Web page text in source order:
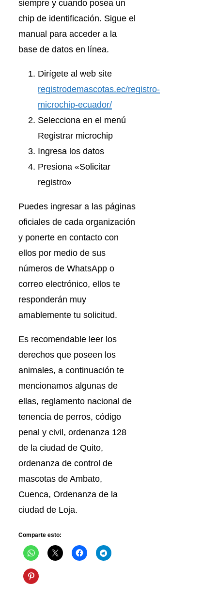
siempre y cuando posea un
chip de identificación. Sigue el
manual para acceder a la
base de datos en línea.
Dirígete al web site
registrodemascotas.ec/registro-
microchip-ecuador/
Selecciona en el menú
Registrar microchip
Ingresa los datos
Presiona «Solicitar
registro»
Puedes ingresar a las páginas
oficiales de cada organización
y ponerte en contacto con
ellos por medio de sus
números de WhatsApp o
correo electrónico, ellos te
responderán muy
amablemente tu solicitud.
Es recomendable leer los
derechos que poseen los
animales, a continuación te
mencionamos algunas de
ellas, reglamento nacional de
tenencia de perros, código
penal y civil, ordenanza 128
de la ciudad de Quito,
ordenanza de control de
mascotas de Ambato,
Cuenca, Ordenanza de la
ciudad de Loja.
Comparte esto: